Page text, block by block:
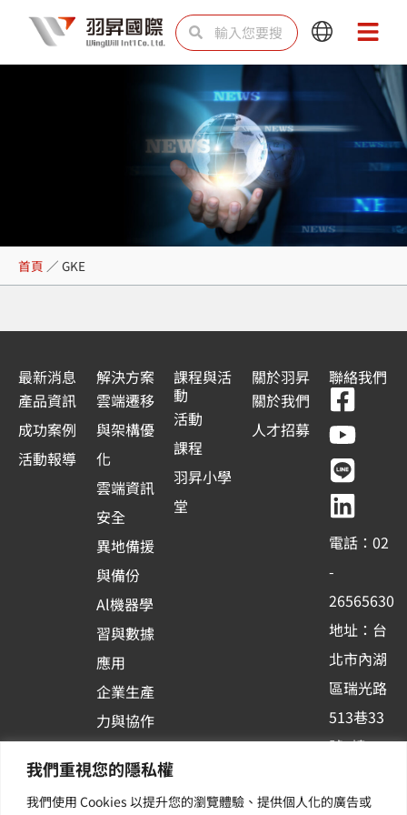
我們重視您的隱私權
我們使用 Cookies 以提升您的瀏覽體驗、提供個人化的廣告或
主
搜
尋 尋
Main
Menu
Main
Menu
GKE
首頁 ／ GKE
最新消息
產品資訊
成功案例
活動報導
解決方案
雲端遷移
與架構優
化
雲端資訊
安全
異地備援
與備份
Al機器學
習與數據
應用
企業生產
力與協作
台應用
其他／加
課程與活
動
活動
課程
羽昇小學
堂
關於羽昇
關於我們
人才招募
聯絡我們
F
a
c
e
b
o
o
k
-
s
q
u
a
r
Y
o
u
t
u
b
e
L
i
n
e
L
i
n
k
e
d
i
n
電話：02
-
26565630
地址：台
北市內湖
區瑞光路
513巷33
號6樓
新訊 | 提